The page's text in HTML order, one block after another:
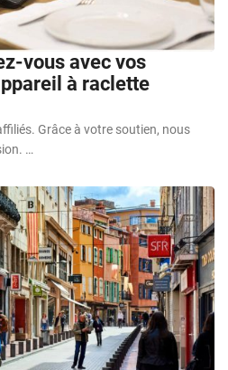
vous avec vos
à raclette
Grâce à votre soutien, nous
…